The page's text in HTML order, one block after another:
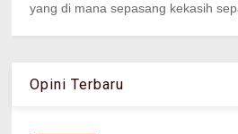
yang di mana sepasang kekasih
Opini Terbaru